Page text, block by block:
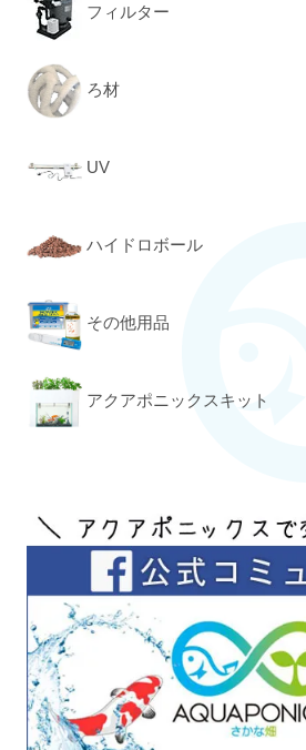
フィルター
ろ材
UV
ハイドロボール
その他用品
アクアポニックスキット